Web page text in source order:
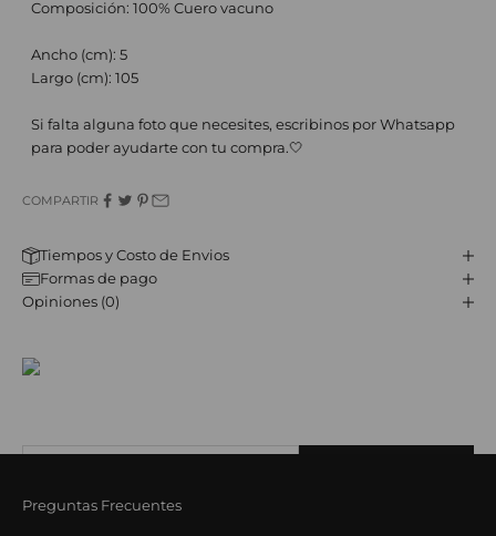
Composición: 100% Cuero vacuno
Ancho (cm): 5
Largo (cm): 105
Si falta alguna foto que necesites, escribinos por Whatsapp
para poder ayudarte con tu compra.🤍
COMPARTIR
Tiempos y Costo de Envios
Formas de pago
Opiniones (0)
Sé parte de nuestro email-club y recibí contenido y beneficios
Correo electrónico
Preguntas Frecuentes